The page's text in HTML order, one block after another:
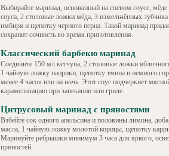
Выбирайте маринад, основанный на соевом соусе,
соуса, 2 столовые ложки мёда, 3 измельчённых
имбиря и щепотку черного перца. Такой маринад
сохранит сочность во время приготовления.
Классический барбекю маринад
Соедините 150 мл кетчупа, 2 столовые ложки
1 чайную ложку паприки, щепотку тмина и немного
менее 4 часов или на ночь. Этот соус подчеркнет
карамелизацию при запекании или гриле.
Цитрусовый маринад с пряностями
Взбейте сок одного апельсина и половины лимона,
масла, 1 чайную ложку молотой корицы, щепотку
Маринуйте ребрышки минимум 3 часа для яркого,
пряностей.